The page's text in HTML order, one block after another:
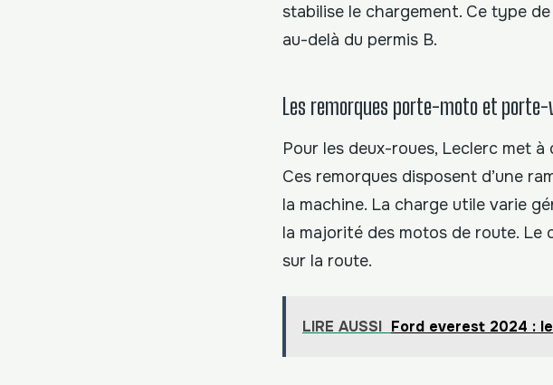
stabilise le chargement. Ce type
au-delà du permis B.
Les remorques porte-moto et porte-
Pour les deux-roues, Leclerc met
Ces remorques disposent d’une
la machine. La charge utile varie
la majorité des motos de route.
sur la route.
LIRE AUSSI Ford everest 2024 :